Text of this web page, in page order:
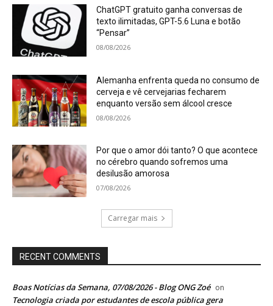
ChatGPT gratuito ganha conversas de
texto ilimitadas, GPT-5.6 Luna e botão
“Pensar”
08/08/2026
Alemanha enfrenta queda no consumo de
cerveja e vê cervejarias fecharem
enquanto versão sem álcool cresce
08/08/2026
Por que o amor dói tanto? O que acontece
no cérebro quando sofremos uma
desilusão amorosa
07/08/2026
Carregar mais
RECENT COMMENTS
Boas Notícias da Semana, 07/08/2026 - Blog ONG Zoé on
Tecnologia criada por estudantes de escola pública gera